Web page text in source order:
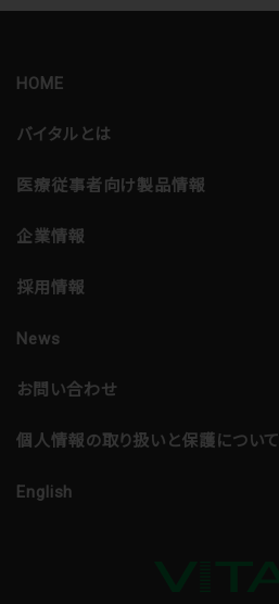
HOME
バイタルとは
医療従事者向け製品情報
企業情報
採用情報
News
お問い合わせ
個人情報の取り扱いと保護について
English